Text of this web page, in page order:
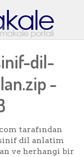
dil-
-
tarafından
sinif dil anlatim
ve herhangi bir